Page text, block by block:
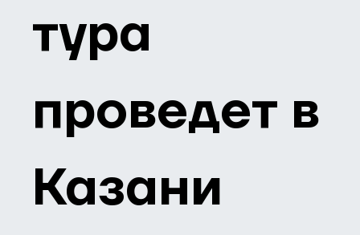
тура
проведет в
Казани